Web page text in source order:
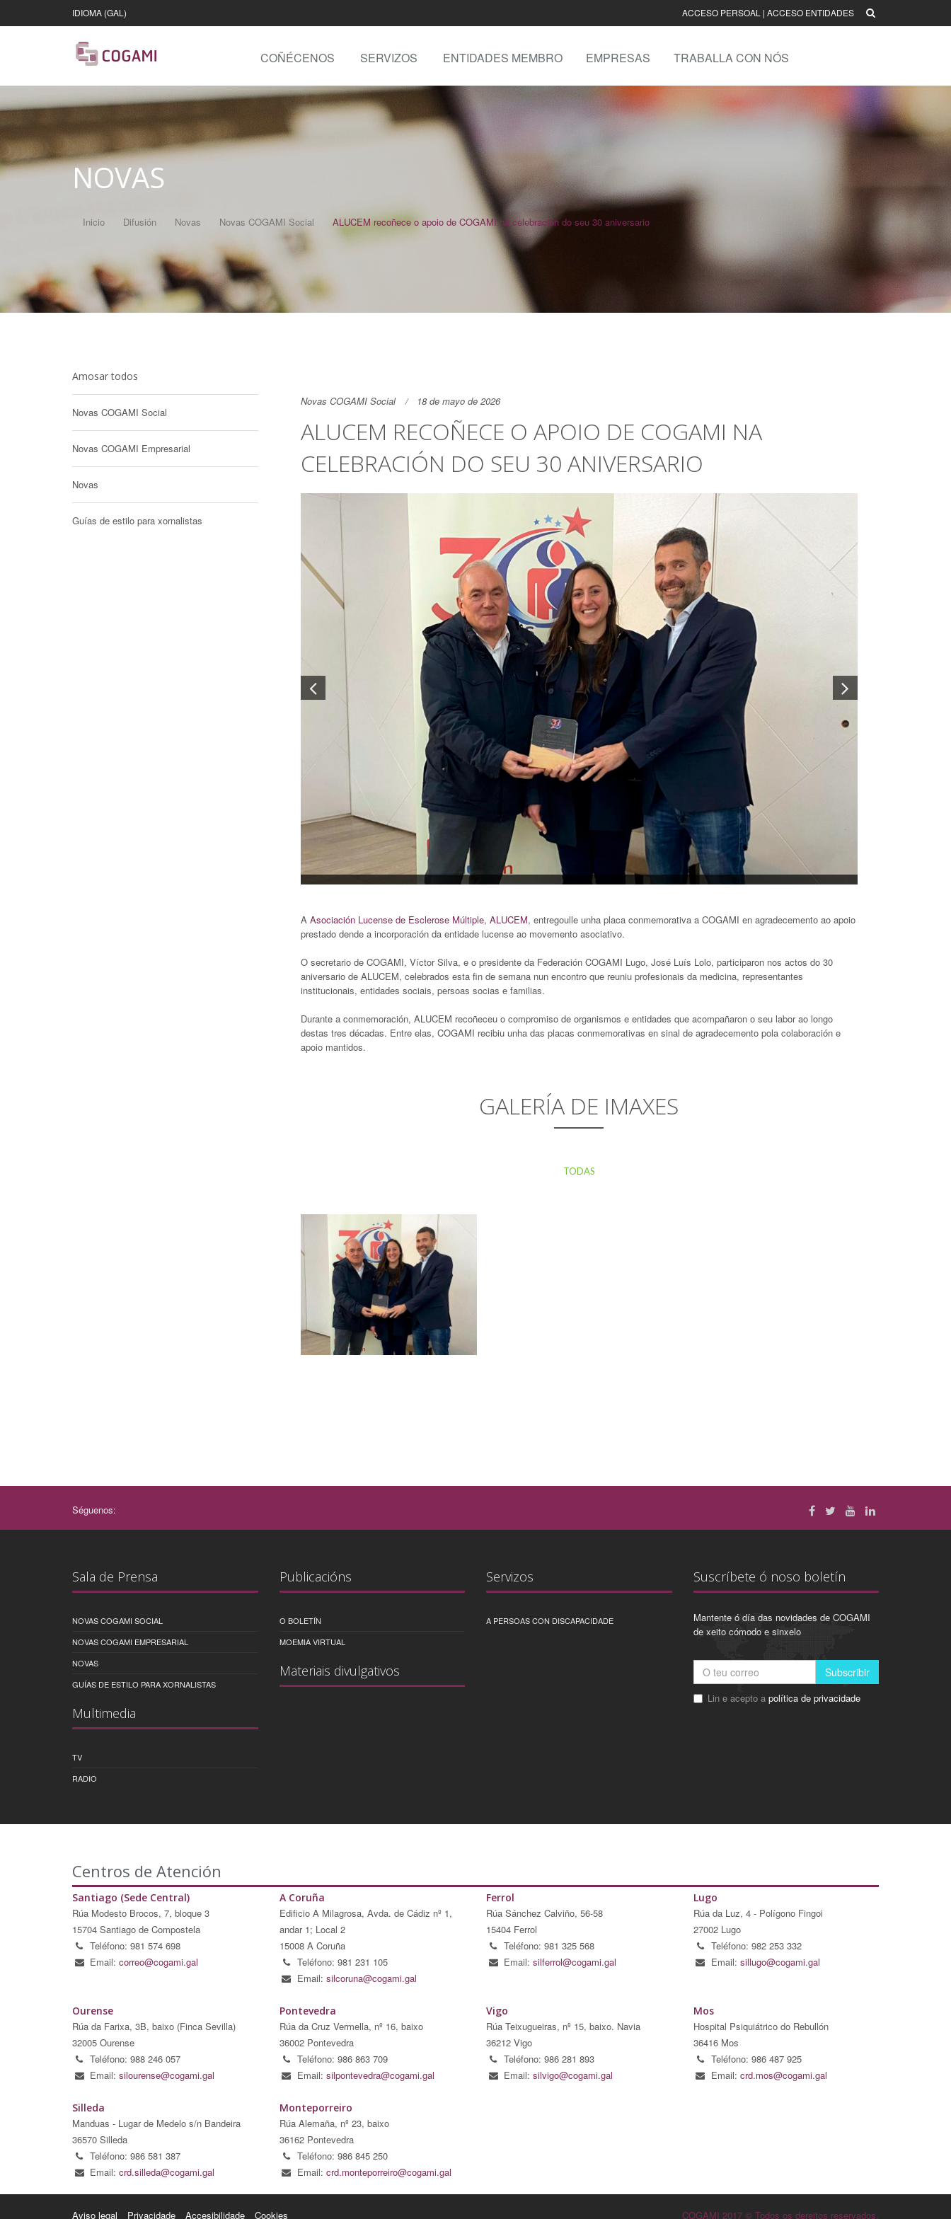
IDIOMA (GAL) ACCESO PERSOAL | ACCESO ENTIDADES
COÑÉCENOS SERVIZOS ENTIDADES MEMBRO EMPRESAS TRABALLA CON NÓS
NOVAS
Inicio Difusión Novas Novas COGAMI Social ALUCEM recoñece o apoio de COGAMI na celebración do seu 30 aniversario
Novas COGAMI Social 18 de mayo de 2026
ALUCEM RECOÑECE O APOIO DE COGAMI NA
CELEBRACIÓN DO SEU 30 ANIVERSARIO
A Asociación Lucense de Esclerose Múltiple, ALUCEM, entregoulle unha placa conmemorativa a COGAMI en agradecemento ao apoio
prestado dende a incorporación da entidade lucense ao movemento asociativo.
O secretario de COGAMI, Víctor Silva, e o presidente da Federación COGAMI Lugo, José Luís Lolo, participaron nos actos do 30
aniversario de ALUCEM, celebrados esta fin de semana nun encontro que reuniu profesionais da medicina, representantes
institucionais, entidades sociais, persoas socias e familias.
Durante a conmemoración, ALUCEM recoñeceu o compromiso de organismos e entidades que acompañaron o seu labor ao longo
destas tres décadas. Entre elas, COGAMI recibiu unha das placas conmemorativas en sinal de agradecemento pola colaboración e
apoio mantidos.
GALERÍA DE IMAXES
TODAS
Amosar todos
Novas COGAMI Social
Novas COGAMI Empresarial
Novas
Guías de estilo para xornalistas
Séguenos:
Sala de Prensa
NOVAS COGAMI SOCIAL
NOVAS COGAMI EMPRESARIAL
NOVAS
GUÍAS DE ESTILO PARA XORNALISTAS
Multimedia
TV
RADIO
Publicacións
O BOLETÍN
MOEMIA VIRTUAL
Materiais divulgativos
Servizos
A PERSOAS CON DISCAPACIDADE
Suscríbete ó noso boletín
Mantente ó día das novidades de COGAMI
de xeito cómodo e sinxelo
Subscribir
Lin e acepto a política de privacidade
Centros de Atención
Santiago (Sede Central)
Rúa Modesto Brocos, 7, bloque 3
15704 Santiago de Compostela
Teléfono: 981 574 698
Email: correo@cogami.gal
A Coruña
Edificio A Milagrosa, Avda. de Cádiz nº 1,
andar 1; Local 2
15008 A Coruña
Teléfono: 981 231 105
Email: silcoruna@cogami.gal
Ferrol
Rúa Sánchez Calviño, 56-58
15404 Ferrol
Teléfono: 981 325 568
Email: silferrol@cogami.gal
Lugo
Rúa da Luz, 4 - Polígono Fingoi
27002 Lugo
Teléfono: 982 253 332
Email: sillugo@cogami.gal
Ourense
Rúa da Farixa, 3B, baixo (Finca Sevilla)
32005 Ourense
Teléfono: 988 246 057
Email: silourense@cogami.gal
Pontevedra
Rúa da Cruz Vermella, nº 16, baixo
36002 Pontevedra
Teléfono: 986 863 709
Email: silpontevedra@cogami.gal
Vigo
Rúa Teixugueiras, nº 15, baixo. Navia
36212 Vigo
Teléfono: 986 281 893
Email: silvigo@cogami.gal
Mos
Hospital Psiquiátrico do Rebullón
36416 Mos
Teléfono: 986 487 925
Email: crd.mos@cogami.gal
Silleda
Manduas - Lugar de Medelo s/n Bandeira
36570 Silleda
Teléfono: 986 581 387
Email: crd.silleda@cogami.gal
Monteporreiro
Rúa Alemaña, nº 23, baixo
36162 Pontevedra
Teléfono: 986 845 250
Email: crd.monteporreiro@cogami.gal
Aviso legal Privacidade Accesibilidade Cookies COGAMI 2017 © Todos os dereitos reservados.